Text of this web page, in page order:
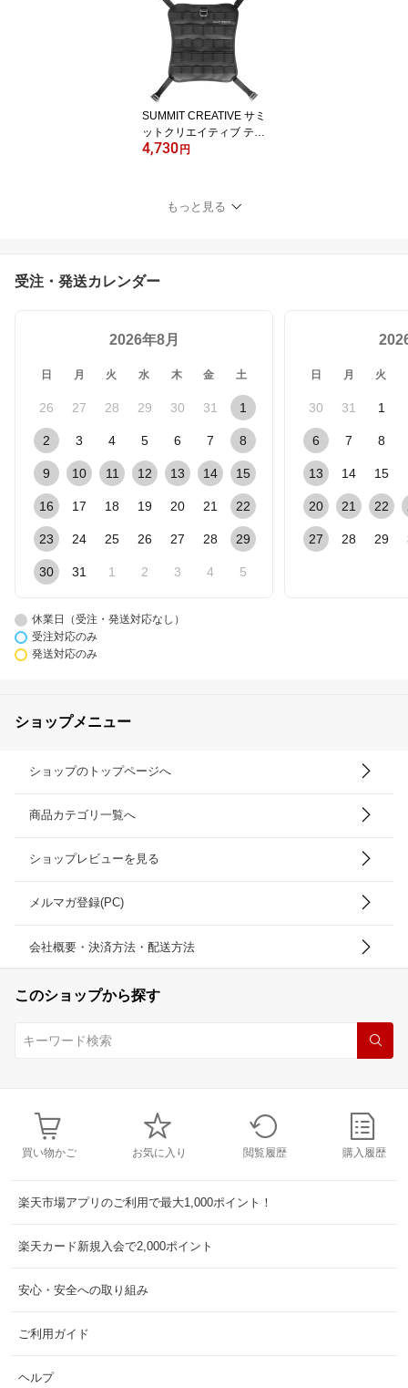
SUMMIT CREATIVE サミ
ットクリエイティブ テン
ジン アクセサリー用モー
4,730 円
もっと見る
受注・発送カレンダー
2026年8月
日 月 火 水 木 金 土
26 27 28 29 30 31 1
2 3 4 5 6 7 8
9 10 11 12 13 14 15
16 17 18 19 20 21 22
23 24 25 26 27 28 29
30 31 1 2 3 4 5
日 月 火
30 31 1
6 7 8
13 14 15
20 21 22
27 28 29
休業日（受注・発送対応なし）
受注対応のみ
発送対応のみ
ショップメニュー
ショップのトップページへ
商品カテゴリ一覧へ
ショップレビューを見る
メルマガ登録(PC)
会社概要・決済方法・配送方法
このショップから探す
買い物かご お気に入り 閲覧履歴 購入履歴
楽天市場アプリのご利用で最大1,000ポイント！
楽天カード新規入会で2,000ポイント
安心・安全への取り組み
ご利用ガイド
ヘルプ